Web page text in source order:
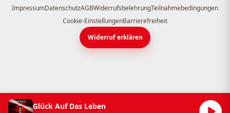
ImpressumDatenschutzAGBWiderrufsbelehrungTeilnahmebedingungen
Cookie-EinstellungenBarrierefreiheit
Widerruf erklären
Glück Auf Das Leben